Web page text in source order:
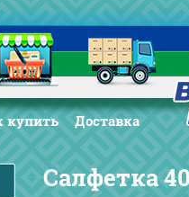
купить Доставка
Салфетка